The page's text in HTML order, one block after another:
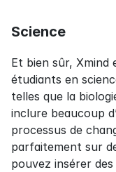
Science
Et bien sûr, Xmind
étudiants en
telles que la
inclure beaucoup
processus de
parfaitement sur
pouvez insérer